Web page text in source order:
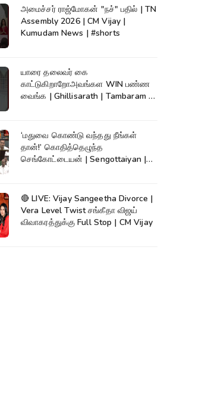
அமைச்சர் ராஜ்மோகன் "நச்" பதில் | TN
Assembly 2026 | CM Vijay |
Kumudam News | #shorts
யாரை தலைவர் கை
காட்டுகிறாறோஅவங்கள WIN பண்ண
வைங்க | Ghillisarath | Tambaram |
‘மதுவை கொண்டு வந்தது நீங்கள்
தான்!’ கொதித்தெழுந்த
செங்கோட்டையன் | Sengottaiyan |
🔴 LIVE: Vijay Sangeetha Divorce |
Vera Level Twist சங்கீதா விஜய்
விவாகரத்துக்கு Full Stop | CM Vijay